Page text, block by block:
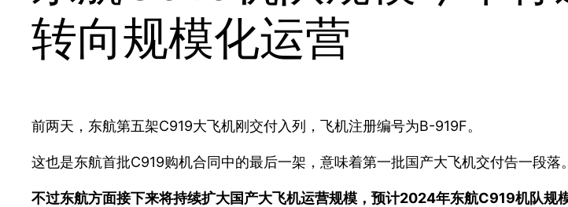
转向规模化运营
前两天，东航第五架C919大飞机刚交付入列，飞机注册编号为B-919F。
这也是东航首批C919购机合同中的最后一架，意味着第一批国产大飞机交付告一段落。
不过东航方面接下来将持续扩大国产大飞机运营规模，预计2024年东航C919机队规